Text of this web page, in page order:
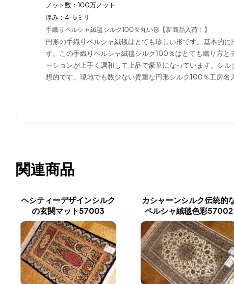
ノット数：100万ノット
厚み：4-5ミリ
手織りペルシャ絨毯シルク100％丸い形【新商品入荷！】
円形の手織りペルシャ絨毯はとても珍しい形です。基本的
す。この手織りペルシャ絨毯シルク100％はとても織り方
ーションが上手く調和して上品で豪華になっています。シ
想的です。現地でも数少ない貴重な円形シルク100％工房名
関連商品
ヘシティーデザインシルク
の玄関マット57003
カシャーンシルク伝統的
ペルシャ絨毯色彩57002